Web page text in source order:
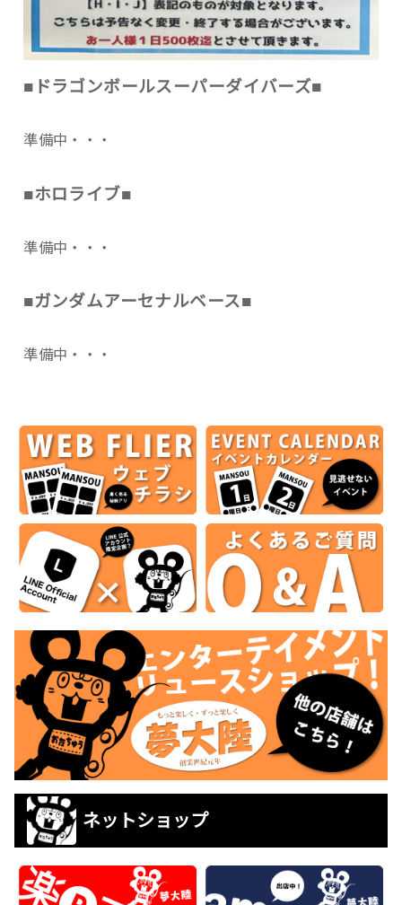
■ドラゴンボールスーパーダイバーズ■
準備中・・・
■ホロライブ■
準備中・・・
■ガンダムアーセナルベース■
準備中・・・
ネットショップ